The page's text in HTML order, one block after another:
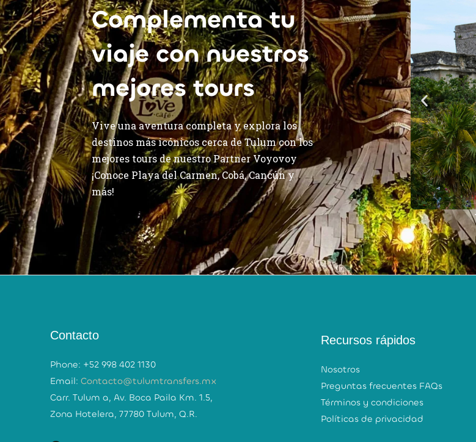
Complementa tu
viaje con nuestros
mejores tours
Vive una aventura completa y explora los
destinos más icónicos cerca de Tulum con los
mejores tours de nuestro Partner Voyovoy
¡Conoce Playa del Carmen, Cobá, Cancún y
más!
Isla Mujeres Tulum
Contacto
Phone: +52 998 402 1130
Email: Contacto@tulumtransfers.mx
Carr. Tulum a, Av. Boca Paila Km. 1.5,
Zona Hotelera, 77780 Tulum, Q.R.
Recursos rápidos
Nosotros
Preguntas frecuentes FAQs
Términos y condiciones
Políticas de privacidad